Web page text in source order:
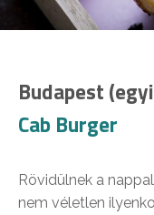
Budapest
Cab Burger
Rövidülnek a
nem véletlen